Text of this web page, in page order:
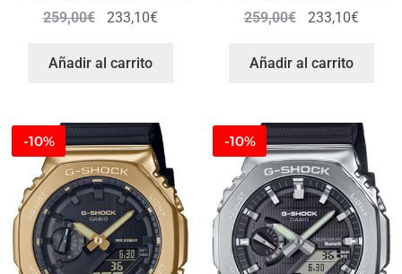
259,00€ 233,10€
Añadir al carrito
259,00€ 233,10€
Añadir al carrito
-10% -10%